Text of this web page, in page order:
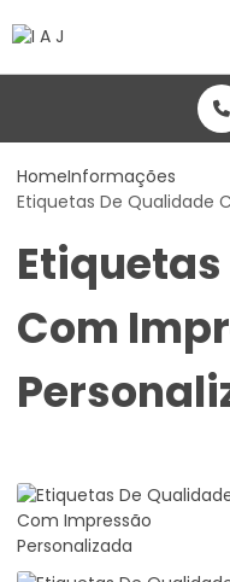
HomeInformações
Etiquetas De Qualidade
Com